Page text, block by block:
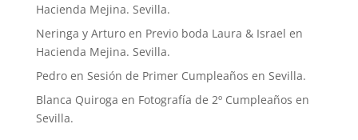
Hacienda Mejina. Sevilla.
Neringa y Arturoen Previo boda Laura & Israel en
Hacienda Mejina. Sevilla.
Pedroen Sesión de Primer Cumpleaños en Sevilla.
Blanca Quiroga en Fotografía de 2º Cumpleaños en
Sevilla.